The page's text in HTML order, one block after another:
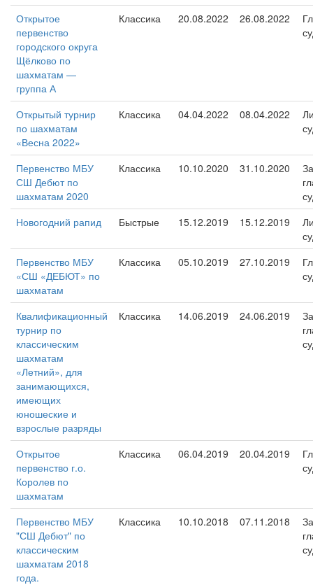
Открытое
первенство
городского округа
Щёлково по
шахматам —
группа А
Классика 20.08.2022 26.08.2022
Открытый турнир
по шахматам
«Весна 2022»
Классика 04.04.2022 08.04.2022
Первенство МБУ
СШ Дебют по
шахматам 2020
Классика 10.10.2020 31.10.2020
Новогодний рапид
Быстрые 15.12.2019 15.12.2019
Первенство МБУ
«СШ «ДЕБЮТ» по
шахматам
Классика 05.10.2019 27.10.2019
Квалификационный
турнир по
классическим
шахматам
«Летний», для
занимающихся,
имеющих
юношеские и
взрослые разряды
Классика 14.06.2019 24.06.2019
Открытое
первенство г.о.
Королев по
шахматам
Классика 06.04.2019 20.04.2019
Первенство МБУ
"СШ Дебют" по
классическим
шахматам 2018
года.
Классика 10.10.2018 07.11.2018